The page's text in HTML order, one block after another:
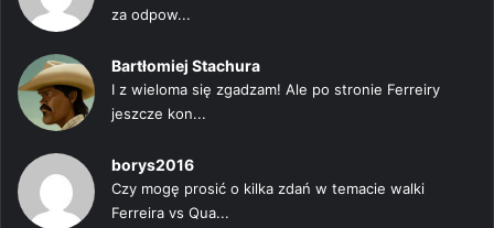
za odpow...
Bartłomiej Stachura
I z wieloma się zgadzam! Ale po stronie Ferreiry
jeszcze kon...
borys2016
Czy mogę prosić o kilka zdań w temacie walki
Ferreira vs Qua...